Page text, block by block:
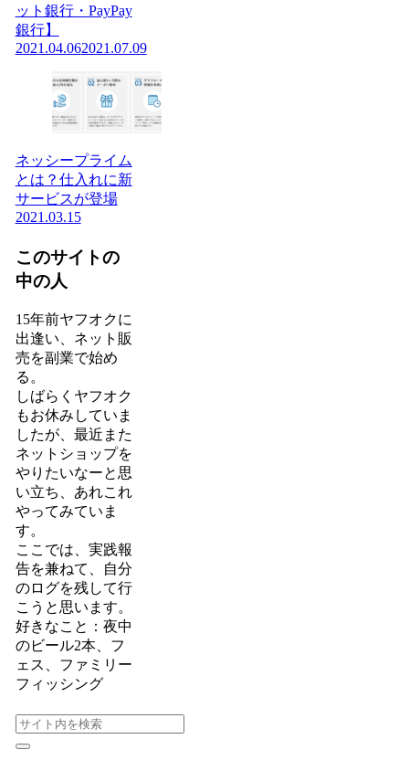
ット銀行・PayPay
銀行】
2021.04.062021.07.09
ネッシープライム
とは？仕入れに新
サービスが登場
2021.03.15
このサイトの
中の人
15年前ヤフオクに
出逢い、ネット販
売を副業で始め
る。
しばらくヤフオク
もお休みしていま
したが、最近また
ネットショップを
やりたいなーと思
い立ち、あれこれ
やってみていま
す。
ここでは、実践報
告を兼ねて、自分
のログを残して行
こうと思います。
好きなこと：夜中
のビール2本、フ
ェス、ファミリー
フィッシング